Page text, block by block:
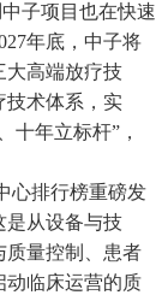
子项目也在快速
年底，中子将
大高端放疗技
技术体系，实
十年立标杆”，
心排行榜重磅发
是从设备与技
质量控制、患者
动临床运营的质